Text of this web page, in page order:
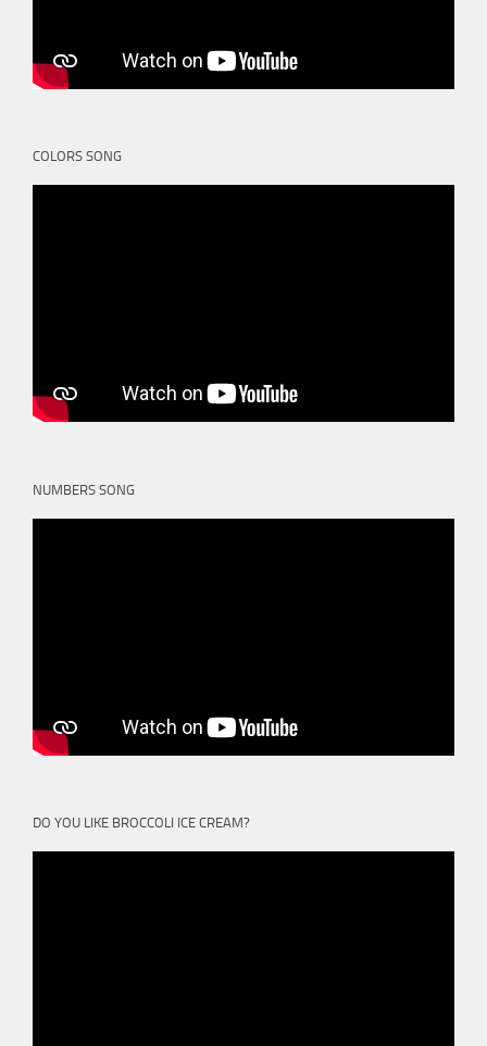
COLORS SONG
NUMBERS SONG
DO YOU LIKE BROCCOLI ICE CREAM?